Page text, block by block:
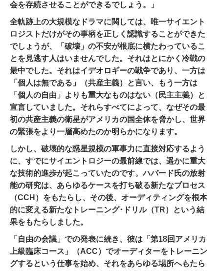
会を存続させることができるでしょう。」
全軌跡上の大規模なドラマに関しては、唯一サイエント
ロジストだけがその事柄を正しく認識することができた
でしょうが、「破壊」の不安が根底に横たわっているこ
とを見逃す人はいませんでした。それはとにかく冷戦の
最中でした。それはイデオロギーの戦争であり、一方は
「個人は無である」（共産主義）と言い、もう一方は
「個人の自由」よりも重大なものはない （民主主義）と
宣言していました。 それらすべてによって、なぜその最
初の共産主義の衛星がアメリカの国全体を脅かし、世界
の緊張をより一層高めたのか明らかになります。
しかし、破壊的な惑星規模の軍事力に直接対応するよう
に、すでにサイエントロジーの最前線では、遥かに重大
な技術的進歩が起こっていたのです。ハバード氏の放射
能の研究は、あらゆるケースを打ち破る新たなプロセス
（CCH）をもたらし、その後、オーディティングを根本
的に変える新たな トレーニング･ドリル（TR）という結
果をもたらしました。
「自由の会議」での発表に続き、彼は「第18回アメリカ
上級臨床コース」（ACC）でオーディターをトレーニン
グするという仕事を始め、それをあらゆる場所へもたら